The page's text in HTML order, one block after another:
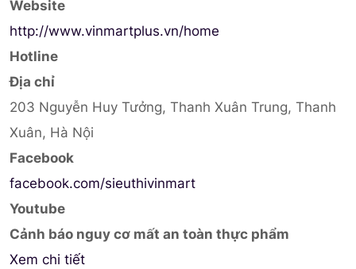
Website
http://www.vinmartplus.vn/home
Hotline
Địa chỉ
203 Nguyễn Huy Tưởng, Thanh Xuân Trung, Thanh
Xuân, Hà Nội
Facebook
facebook.com/sieuthivinmart
Youtube
Cảnh báo nguy cơ mất an toàn thực phẩm
Xem chi tiết